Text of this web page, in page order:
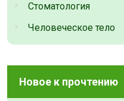
Стоматология
Человеческое тело
Новое к прочтению